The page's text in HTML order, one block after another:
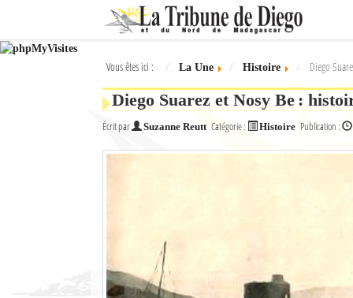
Ok
L'actualité à Diego Suarez
Vous êtes ici : La Une Histoire Diego
Diego Suarez et Nosy Be :
Écrit par Suzanne Reutt Catégorie : Histoire Publication :